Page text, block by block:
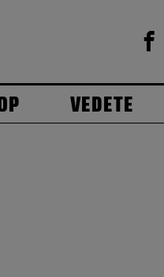
VEDETE